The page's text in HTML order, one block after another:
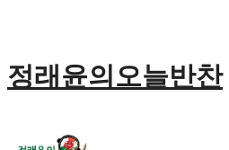
정래윤의오늘반찬